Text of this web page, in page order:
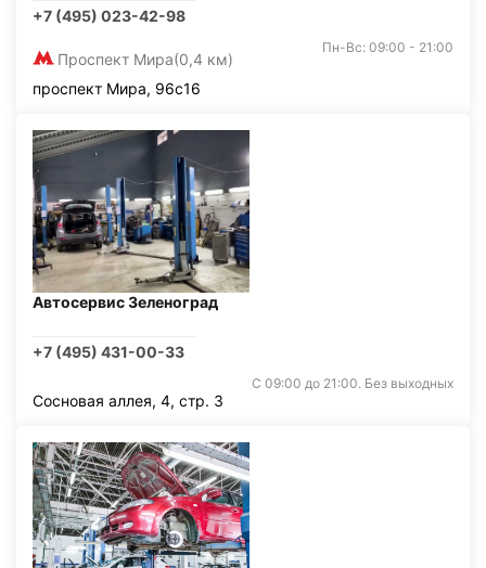
+7 (495) 023-42-98
Проспект Мира(0,4 км)
Пн-Вс: 09:00 - 21:00
проспект Мира, 96с16
Автосервис Зеленоград
+7 (495) 431-00-33
С 09:00 до 21:00. Без выходных
Сосновая аллея, 4, стр. 3